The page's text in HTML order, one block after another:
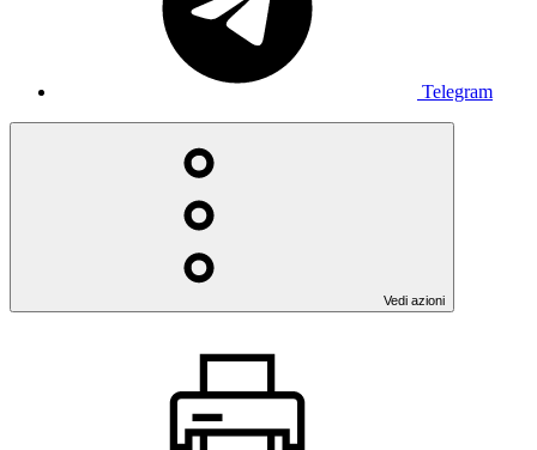
Telegram
Vedi azioni